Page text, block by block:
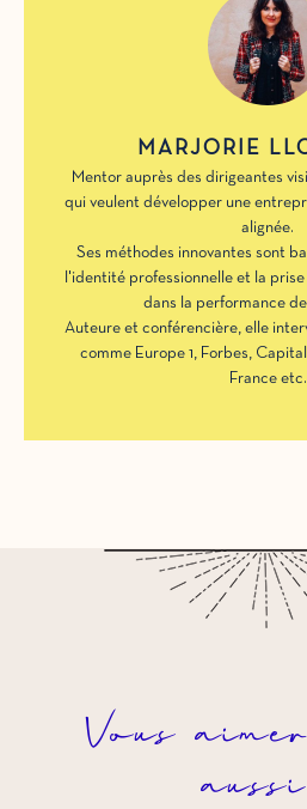
MARJORIE
Mentor auprès des dirigeantes
qui veulent développer une
alignée.
Ses méthodes innovantes sont
l'identité professionnelle et la
dans la performance de
Auteure et conférencière, elle
comme Europe 1, Forbes,
France etc.
Vous